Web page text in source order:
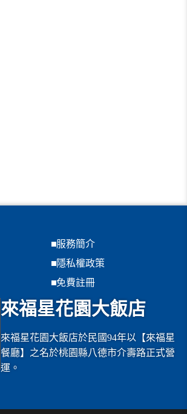
服務簡介
隱私權政策
免費註冊
來福星花園大飯店
來福星花園大飯店於民國94年以【來福星
餐廳】之名於桃園縣八德市介壽路正式營
運。